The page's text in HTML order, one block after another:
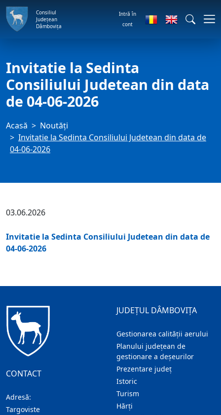
Consiliul
Județean
Dâmbovița
Intră în
cont
Invitatie la Sedinta
Consiliului Judetean din data
de 04-06-2026
Acasă
Noutăți
Invitatie la Sedinta Consiliului Judetean din data de
04-06-2026
03.06.2026
Invitatie la Sedinta Consiliului Judetean din data de
04-06-2026
CONTACT
Adresă:
Targoviste
JUDEȚUL DÂMBOVIȚA
Gestionarea calității aerului
Planului județean de
gestionare a deșeurilor
Prezentare judeţ
Istoric
Turism
Hărţi